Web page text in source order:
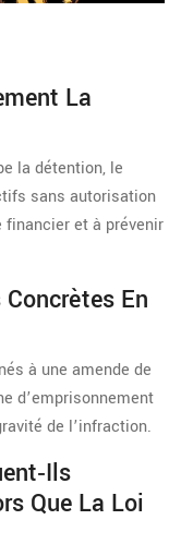
La
la détention, le
sans autorisation
financier et à prévenir
En
à une amende de
d’emprisonnement
de l’infraction.
Que La Loi